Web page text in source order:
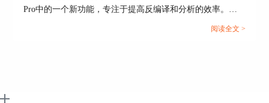
Pro中的一个新功能，专注于提高反编译和分析的效率。那
么，IDA Lumina具体是什么？它有哪些应用场景？本文将详
阅读全文 >